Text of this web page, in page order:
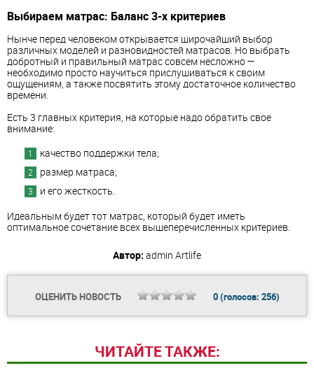
Выбираем матрас: Баланс 3-х критериев
Нынче перед человеком открывается широчайший выбор
различных моделей и разновидностей матрасов. Но выбрать
добротный и правильный матрас совсем несложно —
необходимо просто научиться прислушиваться к своим
ощущениям, а также посвятить этому достаточное количество
времени.
Есть 3 главных критерия, на которые надо обратить свое
внимание:
качество поддержки тела;
размер матраса;
и его жесткость.
Идеальным будет тот матрас, который будет иметь
оптимальное сочетание всех вышеперечисленных критериев.
Автор: admin Artlife
ОЦЕНИТЬ НОВОСТЬ 0(голосов: 256)
ЧИТАЙТЕ ТАКЖЕ: